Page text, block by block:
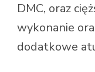
DMC, oraz
wykonanie
dodatkowe